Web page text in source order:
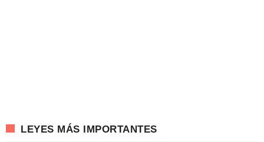
LEYES MÁS IMPORTANTES